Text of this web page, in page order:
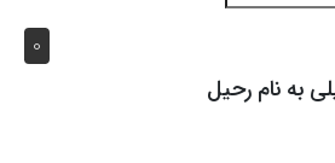
نام رحیل